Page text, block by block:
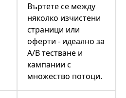
Въртете се между
няколко изчистени
страници или
оферти - идеално за
A/B тестване и
кампании с
множество потоци.